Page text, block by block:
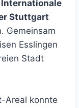
Internationale
Stuttgart
Gemeinsam
Esslingen
Stadt
Areal konnte